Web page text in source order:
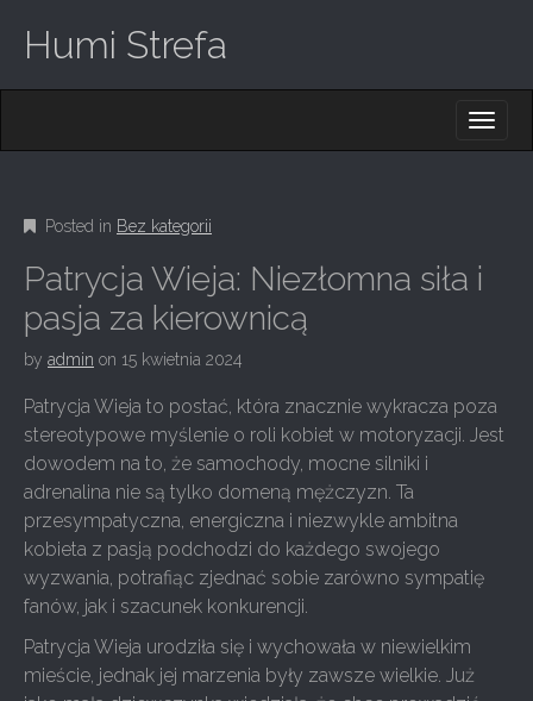
Humi Strefa
M
E
N
U
C
N
E
N
T
Posted in Bez kategorii
Patrycja Wieja: Niezłomna siła i
pasja za kierownicą
by admin on 15 kwietnia 2024
Patrycja Wieja to postać, która znacznie wykracza poza
stereotypowe myślenie o roli kobiet w motoryzacji. Jest
dowodem na to, że samochody, mocne silniki i
adrenalina nie są tylko domeną mężczyzn. Ta
przesympatyczna, energiczna i niezwykle ambitna
kobieta z pasją podchodzi do każdego swojego
wyzwania, potrafiąc zjednać sobie zarówno sympatię
fanów, jak i szacunek konkurencji.
Patrycja Wieja urodziła się i wychowała w niewielkim
mieście, jednak jej marzenia były zawsze wielkie. Już